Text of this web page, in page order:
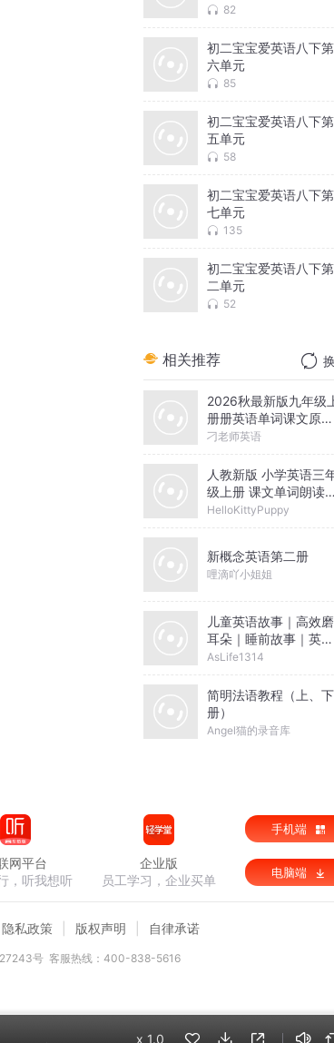
82
初二宝宝爱英语八下第
六单元
85
初二宝宝爱英语八下第
五单元
58
初二宝宝爱英语八下第
七单元
135
初二宝宝爱英语八下第
二单元
52
相关推荐
2026秋最新版九年级
册册英语单词课文原声
听力
刁老师英语
人教新版 小学英语三
级上册 课文单词朗读口
语听力
HelloKittyPuppy
新概念英语第二册
哩滴吖小姐姐
儿童英语故事｜高效磨
耳朵｜睡前故事｜英语
启蒙
AsLife1314
简明法语教程（上、下
册）
Angel猫的录音库
x 1.0
网平台
，听我想听
企业版
员工学习，企业买单
手机端
电脑端
隐私政策 版权声明 自律承诺
号 客服热线：400-838-5616